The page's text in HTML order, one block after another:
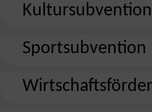
Kultursubvention
Sportsubvention